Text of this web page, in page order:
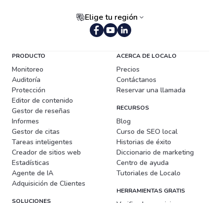
Elige tu región
PRODUCTO
Monitoreo
Auditoría
Protección
Editor de contenido
Gestor de reseñas
Informes
Gestor de citas
Tareas inteligentes
Creador de sitios web
Estadísticas
Agente de IA
Adquisición de Clientes
SOLUCIONES
ACERCA DE LOCALO
Precios
Contáctanos
Reservar una llamada
RECURSOS
Blog
Curso de SEO local
Historias de éxito
Diccionario de marketing
Centro de ayuda
Tutoriales de Localo
HERRAMIENTAS GRATIS